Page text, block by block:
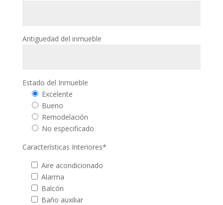
Antiguedad del inmueble
Estado del Inmueble
Excelente
Bueno
Remodelación
No especificado
Características Interiores*
Aire acondicionado
Alarma
Balcón
Baño auxiliar